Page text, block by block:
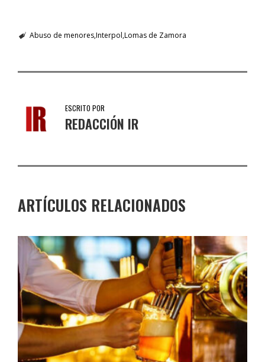
Abuso de menoresInterpol Lomas de Zamora
ESCRITO POR
REDACCIÓN IR
ARTÍCULOS RELACIONADOS